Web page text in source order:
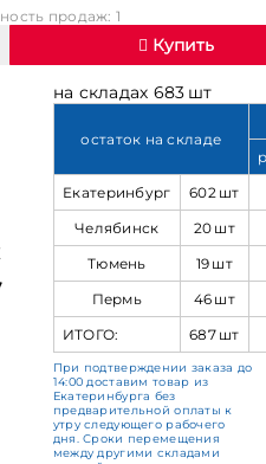
продаж: 1
Купить
на складах 683 шт
остаток на складе
Екатеринбург
602 шт
Челябинск
20 шт
Тюмень
19 шт
Пермь
46 шт
ИТОГО:
687 шт
При подтверждении заказа до
14:00 доставим товар из
Екатеринбурга без
предварительной оплаты к
утру следующего рабочего
дня. Сроки перемещения
между другими складами